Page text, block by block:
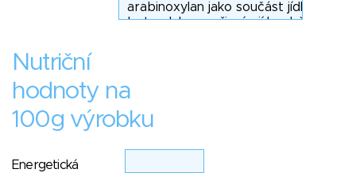
Nutriční
hodnoty na
100g výrobku
Energetická